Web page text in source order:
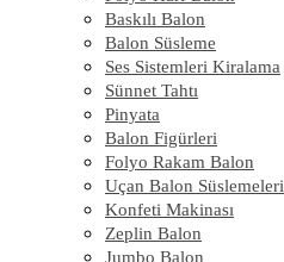
Baskılı Balon
Balon Süsleme
Ses Sistemleri Kiralama
Sünnet Tahtı
Pinyata
Balon Figürleri
Folyo Rakam Balon
Uçan Balon Süslemeleri
Konfeti Makinası
Zeplin Balon
Jumbo Balon